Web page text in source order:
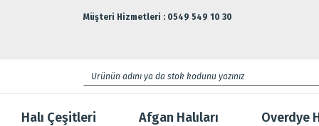
Müşteri Hizmetleri : 0549 549 10 30
Halı Çeşitleri Afgan Halıları Overdye